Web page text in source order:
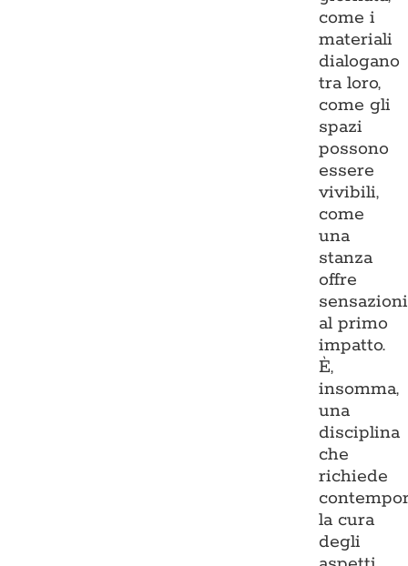
come i
materiali
dialogano
tra loro,
come gli
spazi
possono
essere
vivibili,
come
una
stanza
offre
sensazioni
al primo
impatto.
È,
insomma,
una
disciplina
che
richiede
la cura
degli